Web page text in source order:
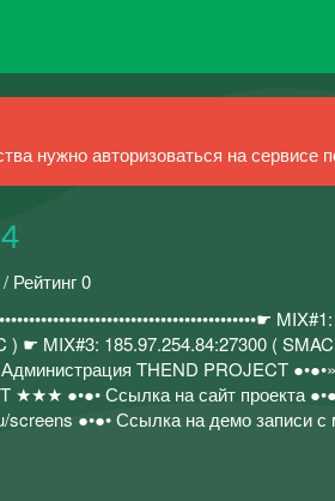
нужно авторизоваться на сервисе
Рейтинг 0
☛ MIX#3: 185.97.254.84:27300 ( SMAC
●•●• Администрация THEND PROJECT
●•●• Ссылка на сайт проекта
●•●• Ссылка на демо записи с